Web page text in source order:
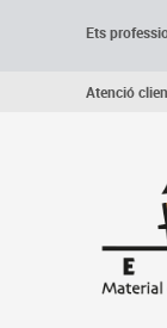
Ets
Atenció